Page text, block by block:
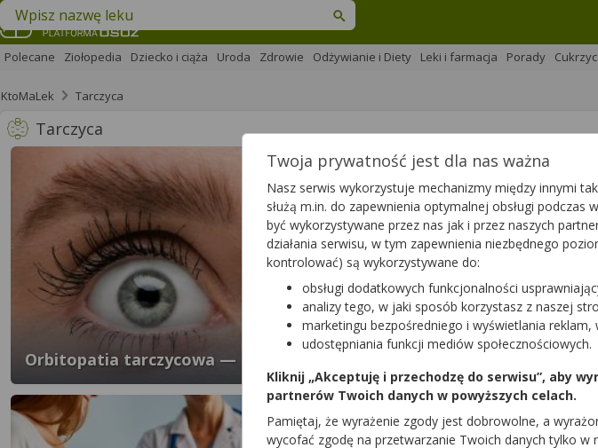
Znajdź lek w swojej okolicy
Polecane Ziołopedia Dziecko i ciąża Uroda Zdrowie Odżywianie i Diety Leki i farmacja Porady
KtoMaLek Tarczyca
Tarczyca
Orbitopatia tarczycowa — przyczyny, objawy, leczenie
Twoja prywatność jest dla nas ważna
Nasz serwis wykorzystuje mechanizmy między innymi
służą m.in. do zapewnienia optymalnej obsługi
być wykorzystywane przez nas jak i przez naszych
działania serwisu, w tym zapewnienia niezbędnego
kontrolować) są wykorzystywane do:
obsługi dodatkowych funkcjonalności
analizy tego, w jaki sposób korzystasz z naszej
marketingu bezpośredniego i wyświetlania
udostępniania funkcji mediów społecznościowych.
Kliknij „Akceptuję i przechodzę do serwisu”, aby
partnerów Twoich danych w powyższych celach.
Pamiętaj, że wyrażenie zgody jest dobrowolne, a
wycofać zgodę na przetwarzanie Twoich danych tylko w